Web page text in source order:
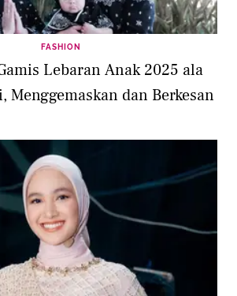
FASHION
Lebaran Anak 2025 ala
Menggemaskan dan Berkesan